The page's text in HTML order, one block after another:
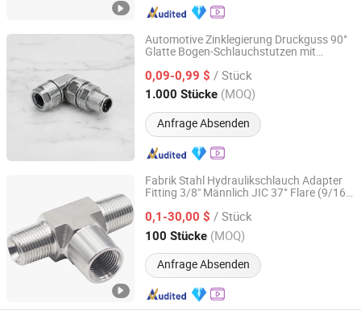
Automotive Zinklegierung Druckguss 90°
Glatte Bogen-Schlauchstutzen mit
Kühlmittelmotor OEM
0,09-0,99 $ / Stück
1.000 Stücke (MOQ)
Anfrage Absenden
Dongguan Guangwei Communication Technology Co.,
Ltd.
Guangdong, China Seit 2026
Fabrik Stahl Hydraulikschlauch Adapter
Fitting 3/8" Männlich JIC 37° Flare (9/16-
18UNF)×3/8"Male JIC Flare T-Stück
Rohrverbindungsstück
0,1-30,00 $ / Stück
100 Stücke (MOQ)
Anfrage Absenden
Huajun Environmental Protection Technology Co., Ltd
Shandong, China Seit 2019